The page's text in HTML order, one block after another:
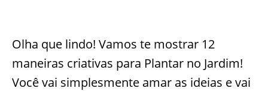
Olha que lindo! Vamos te mostrar 12
maneiras criativas para Plantar no Jardim!
Você vai simplesmente amar as ideias e vai